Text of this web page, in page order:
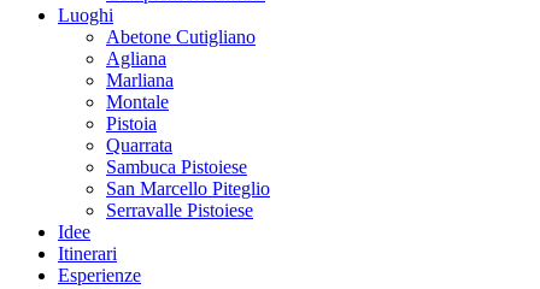
Luoghi
Abetone Cutigliano
Agliana
Marliana
Montale
Pistoia
Quarrata
Sambuca Pistoiese
San Marcello Piteglio
Serravalle Pistoiese
Idee
Itinerari
Esperienze